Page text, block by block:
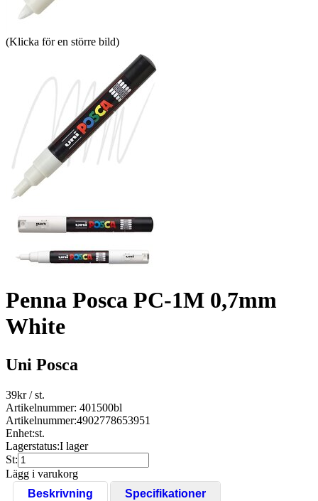
(Klicka för en större bild)
Penna Posca PC-1M 0,7mm
White
Uni Posca
39kr/ st.
Artikelnummer: 401500bl
Artikelnummer:4902778653951
Enhet:st.
Lagerstatus:I lager
St:
Lägg i varukorg
Beskrivning
Specifikationer